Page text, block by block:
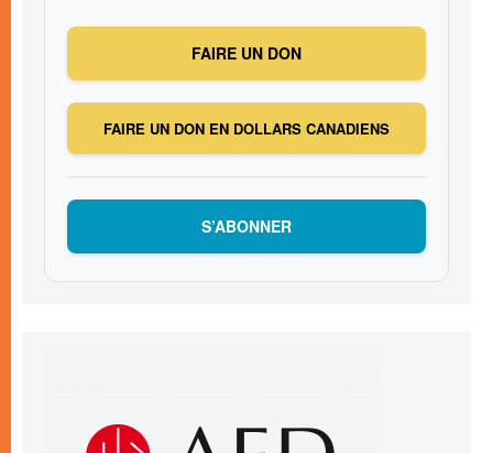
FAIRE UN DON
FAIRE UN DON EN DOLLARS CANADIENS
S’ABONNER